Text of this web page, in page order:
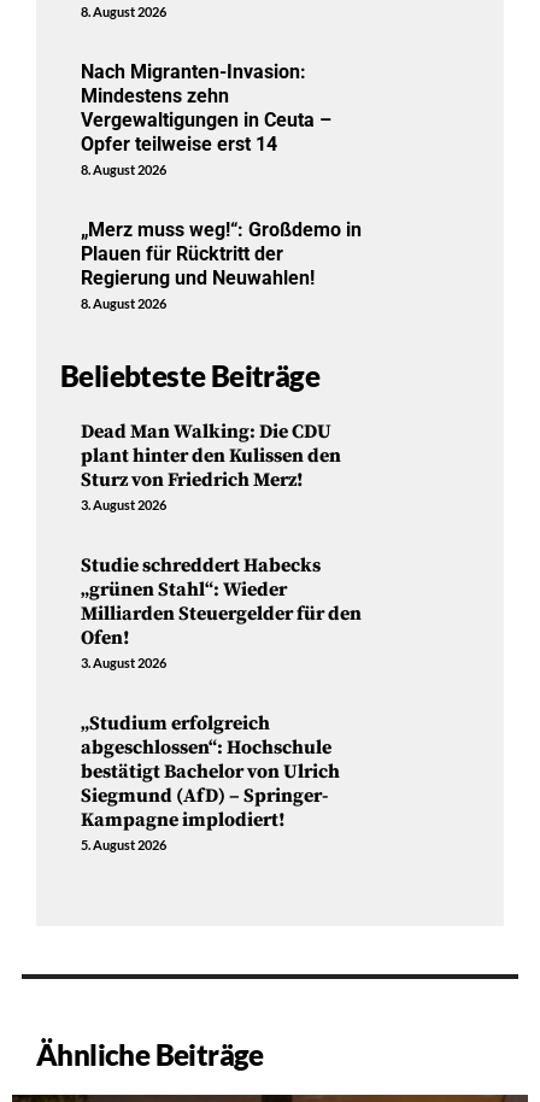
8. August 2026
Nach Migranten-Invasion:
Mindestens zehn
Vergewaltigungen in Ceuta –
Opfer teilweise erst 14
8. August 2026
„Merz muss weg!“: Großdemo in
Plauen für Rücktritt der
Regierung und Neuwahlen!
8. August 2026
Beliebteste Beiträge
Dead Man Walking: Die CDU
plant hinter den Kulissen den
Sturz von Friedrich Merz!
3. August 2026
Studie schreddert Habecks
„grünen Stahl“: Wieder
Milliarden Steuergelder für den
Ofen!
3. August 2026
„Studium erfolgreich
abgeschlossen“: Hochschule
bestätigt Bachelor von Ulrich
Siegmund (AfD) – Springer-
Kampagne implodiert!
5. August 2026
Ähnliche Beiträge